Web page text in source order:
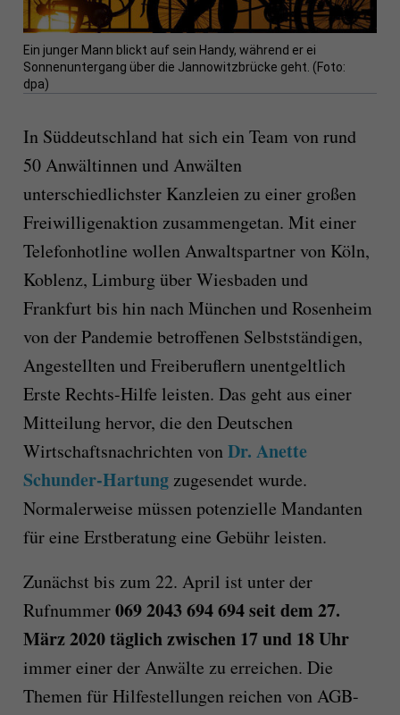
Ein junger Mann blickt auf sein Handy, während er ei
Sonnenuntergang über die Jannowitzbrücke geht. (Foto:
dpa)
In Süddeutschland hat sich ein Team von rund
50 Anwältinnen und Anwälten
unterschiedlichster Kanzleien zu einer großen
Freiwilligenaktion zusammengetan. Mit einer
Telefonhotline wollen Anwaltspartner von Köln,
Koblenz, Limburg über Wiesbaden und
Frankfurt bis hin nach München und Rosenheim
von der Pandemie betroffenen Selbstständigen,
Angestellten und Freiberuflern unentgeltlich
Erste Rechts-Hilfe leisten. Das geht aus einer
Mitteilung hervor, die den Deutschen
Wirtschaftsnachrichten vonDr. Anette
Schunder-Hartungzugesendet wurde.
Normalerweise müssen potenzielle Mandanten
für eine Erstberatung eine Gebühr leisten.
Zunächst bis zum 22. April ist unter der
Rufnummer069 2043 694 694 seit dem 27.
März 2020 täglich zwischen 17 und 18Uhr
immer einer der Anwälte zu erreichen. Die
Themen für Hilfestellungen reichen von AGB-